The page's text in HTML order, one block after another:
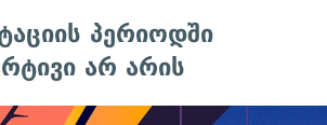
პერიოდში
არ არის